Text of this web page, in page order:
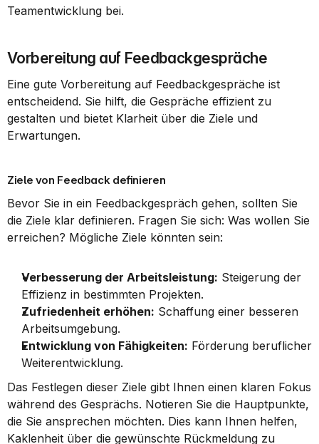
Teamentwicklung bei.
Vorbereitung auf Feedbackgespräche
Eine gute Vorbereitung auf Feedbackgespräche ist
entscheidend. Sie hilft, die Gespräche effizient zu
gestalten und bietet Klarheit über die Ziele und
Erwartungen.
Ziele von Feedback definieren
Bevor Sie in ein Feedbackgespräch gehen, sollten Sie
die Ziele klar definieren. Fragen Sie sich: Was wollen Sie
erreichen? Mögliche Ziele könnten sein:
Verbesserung der Arbeitsleistung: Steigerung der
Effizienz in bestimmten Projekten.
Zufriedenheit erhöhen: Schaffung einer besseren
Arbeitsumgebung.
Entwicklung von Fähigkeiten: Förderung beruflicher
Weiterentwicklung.
Das Festlegen dieser Ziele gibt Ihnen einen klaren Fokus
während des Gesprächs. Notieren Sie die Hauptpunkte,
die Sie ansprechen möchten. Dies kann Ihnen helfen,
Kaklenheit über die gewünschte Rückmeldung zu